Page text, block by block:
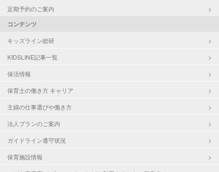
定期予約のご案内
コンテンツ
キッズライン総研
KIDSLINE記事一覧
保活情報
保育士の働き方 キャリア
主婦の仕事選びや働き方
法人プランのご案内
ガイドライン遵守状況
保育施設情報